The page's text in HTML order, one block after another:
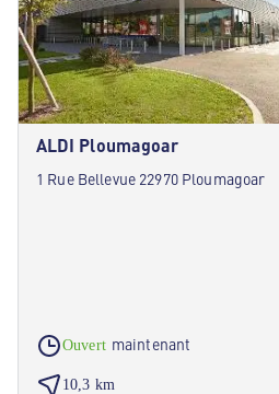
ALDI Ploumagoar
1 Rue Bellevue 22970 Ploumagoar
Ouvert maintenant
10,3 km